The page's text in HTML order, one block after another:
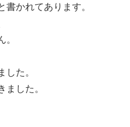
かれてあります。
。
た。
した。